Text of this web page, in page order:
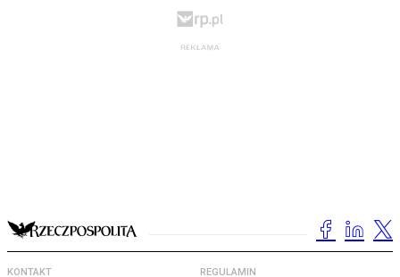
KONTAKT REGULAMIN